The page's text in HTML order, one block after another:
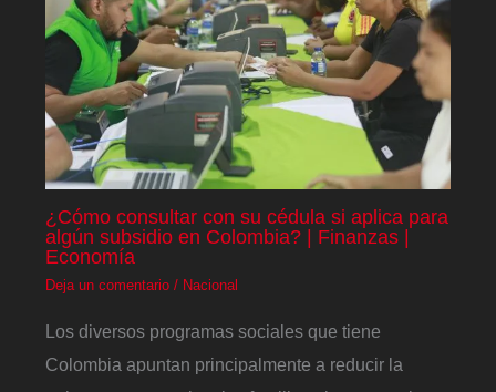
¿Cómo consultar con su cédula si aplica para
algún subsidio en Colombia? | Finanzas |
Economía
Deja un comentario / Nacional
Los diversos programas sociales que tiene
Colombia apuntan principalmente a reducir la